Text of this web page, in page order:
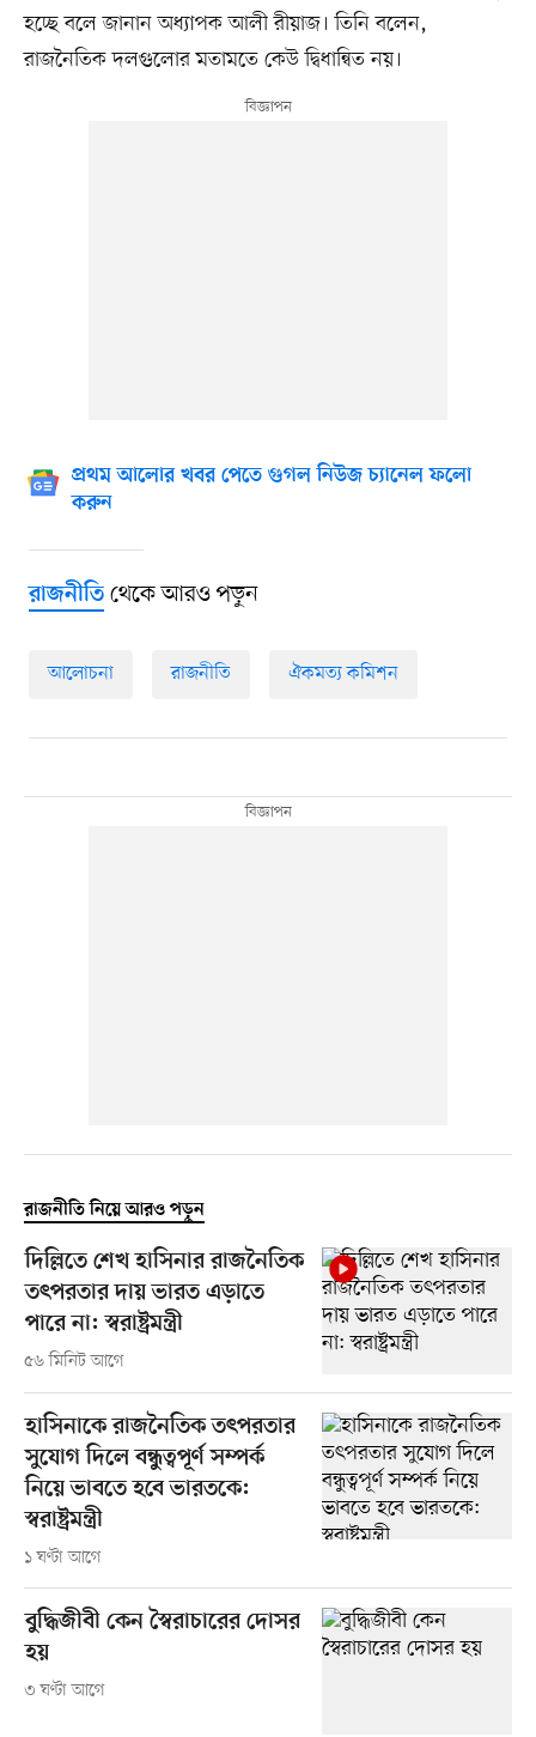
হচ্ছে বলে জানান অধ্যাপক আলী রীয়াজ। তিনি বলেন,
রাজনৈতিক দলগুলোর মতামতে কেউ দ্বিধান্বিত নয়।
প্রথম আলোর খবর পেতে গুগল নিউজ চ্যানেল ফলো
করুন
রাজনীতিথেকে আরও পড়ুন
আলোচনা রাজনীতি ঐকমত্য কমিশন
রাজনীতি নিয়ে আরও পড়ুন
দিল্লিতে শেখ হাসিনার রাজনৈতিক
তৎপরতার দায় ভারত এড়াতে
পারে না: স্বরাষ্ট্রমন্ত্রী
৫৬ মিনিট আগে
হাসিনাকে রাজনৈতিক তৎপরতার
সুযোগ দিলে বন্ধুত্বপূর্ণ সম্পর্ক
নিয়ে ভাবতে হবে ভারতকে:
স্বরাষ্ট্রমন্ত্রী
১ ঘণ্টা আগে
বুদ্ধিজীবী কেন স্বৈরাচারের দোসর
হয়
৩ ঘণ্টা আগে